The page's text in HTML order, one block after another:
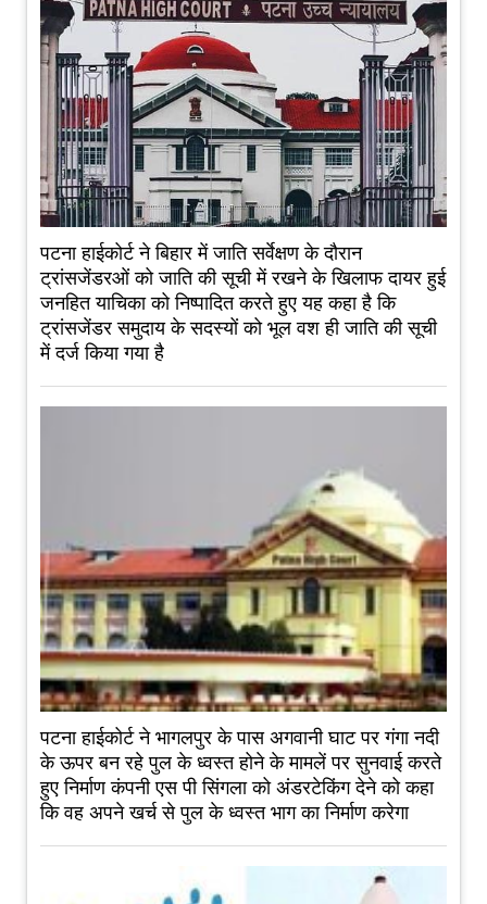
पटना हाईकोर्ट ने बिहार में जाति सर्वेक्षण के दौरान
ट्रांसजेंडरओं को जाति की सूची में रखने के खिलाफ दायर हुई
जनहित याचिका को निष्पादित करते हुए यह कहा है कि
ट्रांसजेंडर समुदाय के सदस्यों को भूल वश ही जाति की सूची
में दर्ज किया गया है
पटना हाईकोर्ट ने भागलपुर के पास अगवानी घाट पर गंगा नदी
के ऊपर बन रहे पुल के ध्वस्त होने के मामलें पर सुनवाई करते
हुए निर्माण कंपनी एस पी सिंगला को अंडरटेकिंग देने को कहा
कि वह अपने खर्च से पुल के ध्वस्त भाग का निर्माण करेगा